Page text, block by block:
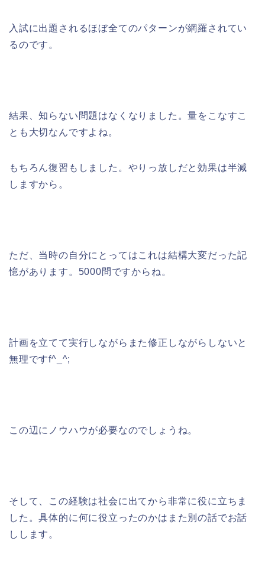
入試に出題されるほぼ全てのパターンが網羅されてい
るのです。
結果、知らない問題はなくなりました。量をこなすこ
とも大切なんですよね。
もちろん復習もしました。やりっ放しだと効果は半減
しますから。
ただ、当時の自分にとってはこれは結構大変だった記
憶があります。5000問ですからね。
計画を立てて実行しながらまた修正しながらしないと
無理ですf^_^;
この辺にノウハウが必要なのでしょうね。
そして、この経験は社会に出てから非常に役に立ちま
した。具体的に何に役立ったのかはまた別の話でお話
しします。